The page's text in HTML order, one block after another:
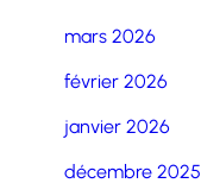
mars 2026
février 2026
janvier 2026
décembre 2025